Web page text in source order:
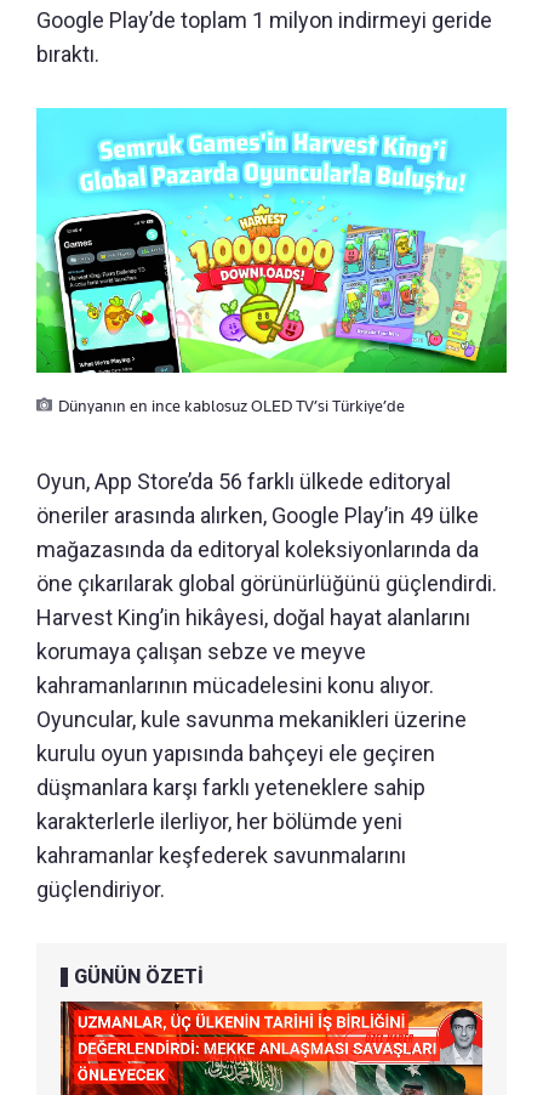
Google Play’de toplam 1 milyon indirmeyi geride
bıraktı.
Dünyanın en ince kablosuz OLED TV’si Türkiye’de
Oyun, App Store’da 56 farklı ülkede editoryal
öneriler arasında alırken, Google Play’in 49 ülke
mağazasında da editoryal koleksiyonlarında da
öne çıkarılarak global görünürlüğünü güçlendirdi.
Harvest King’in hikâyesi, doğal hayat alanlarını
korumaya çalışan sebze ve meyve
kahramanlarının mücadelesini konu alıyor.
Oyuncular, kule savunma mekanikleri üzerine
kurulu oyun yapısında bahçeyi ele geçiren
düşmanlara karşı farklı yeteneklere sahip
karakterlerle ilerliyor, her bölümde yeni
kahramanlar keşfederek savunmalarını
güçlendiriyor.
GÜNÜN ÖZETİ